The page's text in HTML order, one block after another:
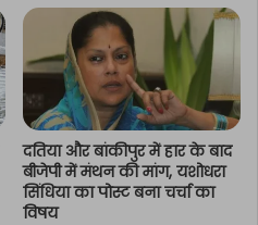
दतिया और बांकीपुर में हार के बाद
बीजेपी में मंथन की मांग, यशोधरा
सिंधिया का पोस्ट बना चर्चा का
विषय